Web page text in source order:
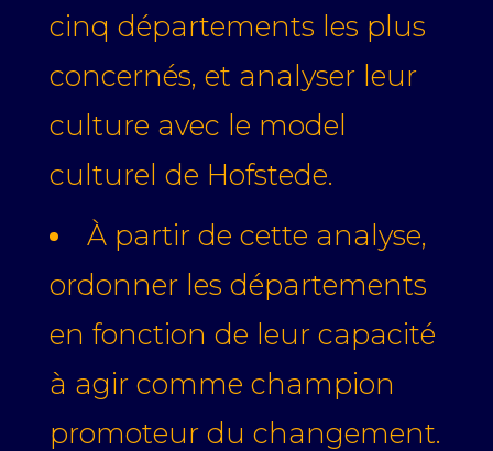
cinq départements les plus
concernés, et analyser leur
culture avec le model
culturel de Hofstede.
À partir de cette analyse,
ordonner les départements
en fonction de leur capacité
à agir comme champion
promoteur du changement.